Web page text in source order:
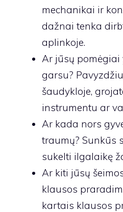
mechanikai ir
dažnai tenka
aplinkoje.
Ar jūsų
garsu?
šaudykloje,
instrumentu ar
Ar kada nors
traumų? Sunkūs
sukelti ilgalaikę
Ar kiti jūsų
klausos
kartais klausos